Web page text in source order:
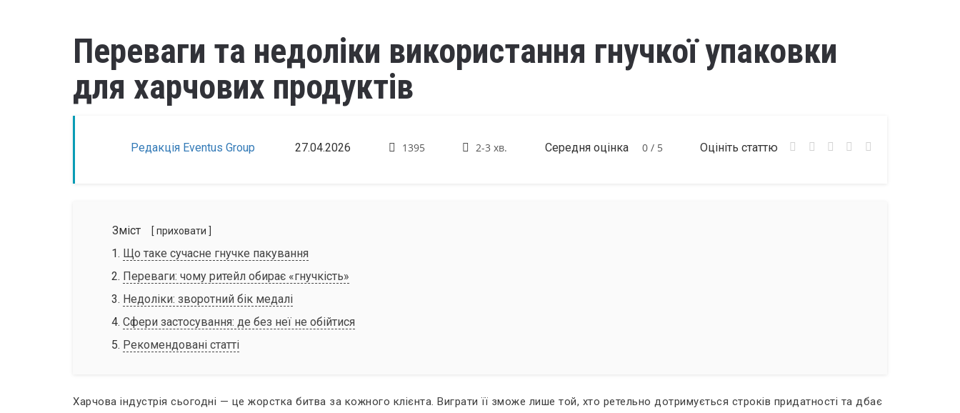
Переваги та недоліки використання гнучкої упаковки
для харчових продуктів
Редакція Eventus Group 27.04.2026 1395 2-3 хв. Середня оцінка 0/ 5 Оцініть статтю
Зміст [ приховати ]
Що таке сучасне гнучке пакування
Переваги: чому ритейл обирає «гнучкість»
Недоліки: зворотний бік медалі
Сфери застосування: де без неї не обійтися
Рекомендовані статті
Харчова індустрія сьогодні — це жорстка битва за кожного клієнта. Виграти її зможе лише той, хто ретельно дотримується строків придатності та дбає